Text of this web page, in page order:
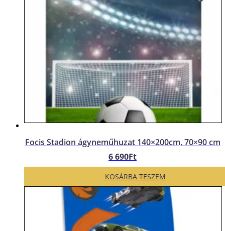
Focis Stadion ágyneműhuzat 140×200cm, 70×90 cm
6 690Ft
KOSÁRBA TESZEM